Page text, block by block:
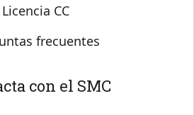
Licencia CC
frecuentes
con el SMC